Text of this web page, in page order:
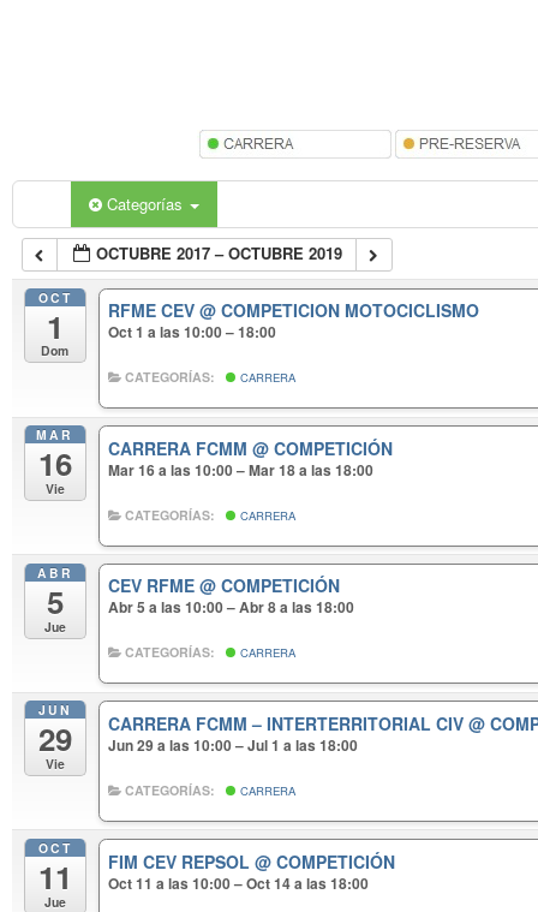
Categorías
OCTUBRE 2017 – OCTUBRE 2019
OCT
1
Dom
RFME CEV@ COMPETICION MOTOCICLISMO
Oct 1 a las 10:00 – 18:00
CATEGORÍAS: CARRERA
MAR
16
Vie
CARRERA FCMM@ COMPETICIÓN
Mar 16 a las 10:00 – Mar 18 a las 18:00
CATEGORÍAS: CARRERA
ABR
5
Jue
CEV RFME@ COMPETICIÓN
Abr 5 a las 10:00 – Abr 8 a las 18:00
CATEGORÍAS: CARRERA
JUN
29
Vie
CARRERA FCMM – INTERTERRITORIAL CIV@
Jun 29 a las 10:00 – Jul 1 a las 18:00
CATEGORÍAS: CARRERA
OCT
11
Jue
FIM CEV REPSOL@ COMPETICIÓN
Oct 11 a las 10:00 – Oct 14 a las 18:00